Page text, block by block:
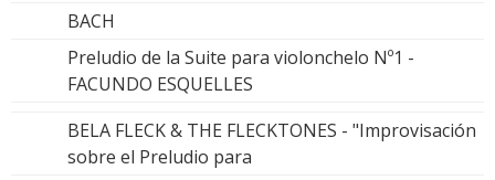
BACH
Preludio de la Suite para violonchelo Nº1 -
FACUNDO ESQUELLES
BELA FLECK & THE FLECKTONES - "Improvisación
sobre el Preludio para